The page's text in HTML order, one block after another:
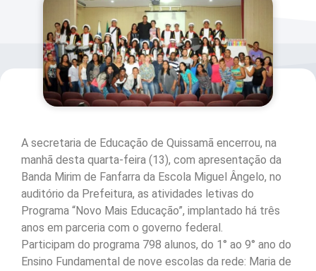
A secretaria de Educação de Quissamã encerrou, na
manhã desta quarta-feira (13), com apresentação da
Banda Mirim de Fanfarra da Escola Miguel Ângelo, no
auditório da Prefeitura, as atividades letivas do
Programa “Novo Mais Educação”, implantado há três
anos em parceria com o governo federal.
Participam do programa 798 alunos, do 1° ao 9° ano do
Ensino Fundamental de nove escolas da rede: Maria de